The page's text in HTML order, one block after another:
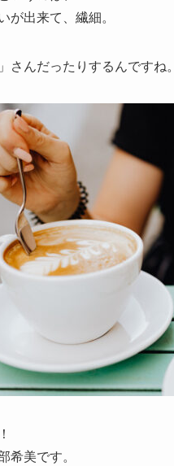
が出来て、繊細。
んだったりするんですね。
美です。